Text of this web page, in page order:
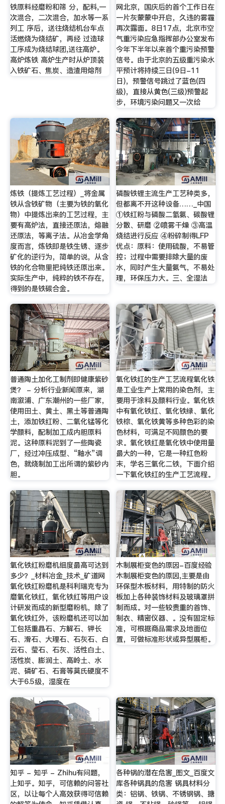
铁原料经磨粉和筛 分，配料,一
次混合，二次混合，加水等一系
列工 序后，送往烧结机台车点
活燃烧为烧结矿，再经 过造球
工序成为烧结球团,送往高炉。
高炉炼铁 高炉生产时从炉顶装
入铁矿石、焦炭、造渣用熔剂
网北京，国庆后的首个工作日在
一片灰蒙蒙中开启，久违的雾霾
再次露面。8日17点，北京市空
气重污染应急指挥部办公室发布
今年下半年以来首个重污染预警
信号。由于北京的五级重污染水
平预计将持续三日(9日-11
日)，预警信号跳过了蓝色(四
级)，直接从黄色(三级)预警起
步，环境污染问题又一次给
炼铁（提炼工艺过程）_将金属
铁从含铁矿物（主要为铁的氧化
物）中提炼出来的工艺过程，主
要有高炉法，直接还原法，熔融
还原法，等离子法。从冶金学角
度而言，炼铁即是铁生锈、逐步
矿化的逆行为，简单的说，从含
铁的化合物里把纯铁还原出来。
实际生产中，纯粹的铁不存在，
得到的是铁碳合金。
磷酸铁锂主流生产工艺种类多，
但都离不开这种设备……_中国
①铁红粉与磷酸二氢氨、碳酸锂
分散、研磨 ②喷雾干燥 ③高温
烧结进行反应 ④粉碎制得LFP
优点：原料：使用硫酸，不易管
控；过程中需要排除大量的废
水，同时产生大量氨气，不易处
理，环保压力大。三、全湿法
普通陶土加化工制剂即健康紫砂
煲？ - 分析行业新闻原来，湖
南溆浦、广东潮州的一些厂家，
使用田土、黄土、黑土等普通陶
土，添加铁红粉、二氧化锰等化
学颜料，配制加工成内胆原料
泥。这种原料泥到了一些陶瓷
厂，经过冲压成型、“釉水”调
色，就烧制加工出所谓的紫砂内
胆。
氧化铁红的生产工艺流程氧化铁
是工业生产上常用的染色剂，主
要用于涂料及颜料行业。氧化铁
中有氧化铁红、氧化铁绿、氧化
铁棕、氧化铁黄等多种色彩的染
色材料，可满足不同颜色的要
求。氧化铁红是氧化铁中使用量
最大的一种，它是一种红色粉
末，学名三氧化二铁，下面介绍
一下氧化铁红的生产工艺流程。
氧化铁红粉磨机细度最高可达到
多少？_材料冶金_技术_矿道网
氧化铁红粉磨机是科利瑞克专为
磨氧化铁红，氧化铁红等用户设
计研发而成的新型磨粉机，除了
氧化铁红外，该粉磨机还可以加
工包括重晶石、方解石、钾长
石、滑石、大理石、石灰石、白
云石、莹石、石灰、活性白土、
活性炭、膨润土、高岭土、水
泥、磷矿石、石膏等莫氏硬度不
大于6.5级，湿度在
木制展柜变色的原因-百度经验
木制展柜变色的原因,主要是由
环保型木板材料，用特制的防火
板加上各种装饰材料及玻璃罩拼
制而成。对一些较贵重的首饰、
制衣、精密仪器、。没有固定标
准，可根据商品需求及地面位
置，可做标准形状或异型展柜。
知乎 - 知乎 - Zhihu有问题，
上知乎。知乎，可信赖的问答社
区，以让每个人高效获得可信赖
各种锅的潜在危害_图文_百度文
库各种锅具的危害 锅具材料分
类：铝锅、铁锅、不锈钢锅、搪